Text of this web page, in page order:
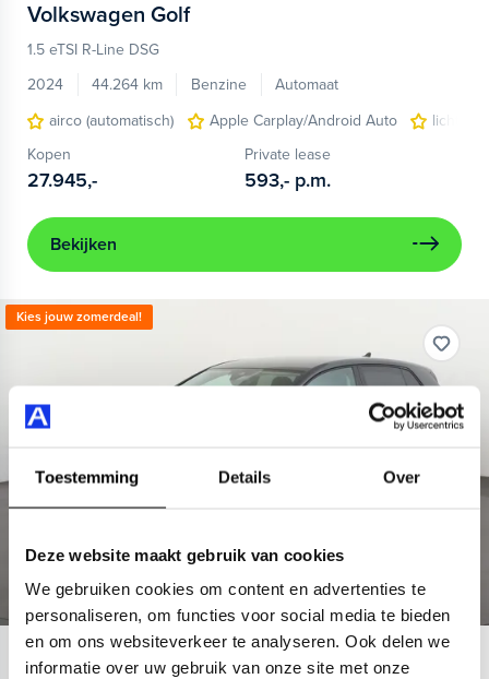
Toestemming Details Over
Deze website maakt gebruik van cookies
We gebruiken cookies om content en advertenties te
personaliseren, om functies voor social media te bieden
en om ons websiteverkeer te analyseren. Ook delen we
informatie over uw gebruik van onze site met onze
Volkswagen Golf
1.5 eTSI R-Line DSG
2024
44.264 km Benzine
Automaat
airco (automatisch)
Apple Carplay/Android Auto
Kopen
27.945,-
Private lease
593,- p.m.
Bekijken
Kies jouw zomerdeal!
Volkswagen Golf